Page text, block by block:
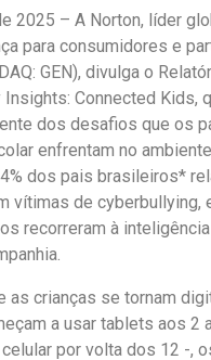
2025 – A Norton, líder
para consumidores e
GEN), divulga o
Insights: Connected Kids,
dos desafios que os
enfrentam no
dos pais brasileiros*
vítimas de cyberbullying,
recorreram à
as crianças se tornam
a usar tablets aos 2
por volta dos 12 -,